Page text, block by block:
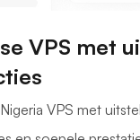
VPS met
VPS met